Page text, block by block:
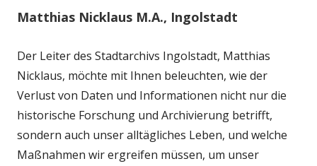
Matthias Nicklaus M.A., Ingolstadt
Der Leiter des Stadtarchivs Ingolstadt, Matthias
Nicklaus, möchte mit Ihnen beleuchten, wie der
Verlust von Daten und Informationen nicht nur die
historische Forschung und Archivierung betrifft,
sondern auch unser alltägliches Leben, und welche
Maßnahmen wir ergreifen müssen, um unser